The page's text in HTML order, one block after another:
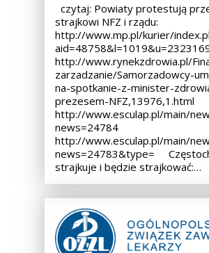
czytaj: Powiaty protestują
strajkowi NFZ i rządu:
http://www.mp.pl/kurier/
http://www.rynekzdrowia.pl/
zarzadzanie/Samorzadowcy-
na-spotkanie-z-minister-
prezesem-NFZ,13976,1.html
http://www.esculap.pl/main/
news=24784
http://www.esculap.pl/main/
news=24783&type=
strajkuje i będzie strajkować:…